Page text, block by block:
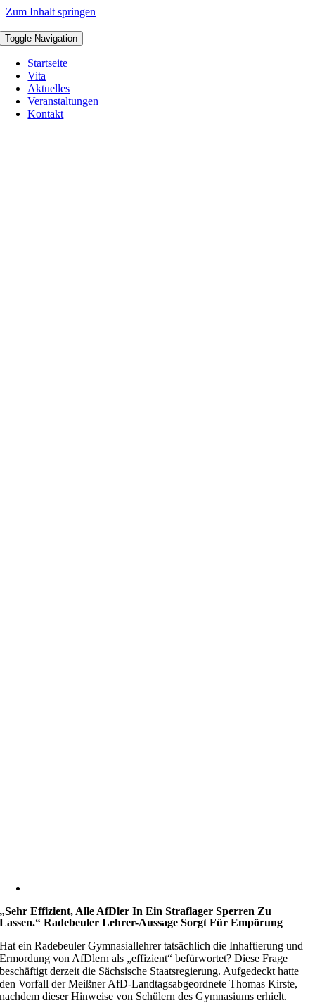
Zum Inhalt springen
Toggle Navigation
Startseite
Vita
Aktuelles
Veranstaltungen
Kontakt
„Sehr Effizient, Alle AfDler In Ein Straflager Sperren Zu
Lassen.“ Radebeuler Lehrer-Aussage Sorgt Für Empörung
Hat ein Radebeuler Gymnasiallehrer tatsächlich die Inhaftierung und
Ermordung von AfDlern als „effizient“ befürwortet? Diese Frage
beschäftigt derzeit die Sächsische Staatsregierung. Aufgedeckt hatte
den Vorfall der Meißner AfD-Landtagsabgeordnete Thomas Kirste,
nachdem dieser Hinweise von Schülern des Gymnasiums erhielt.